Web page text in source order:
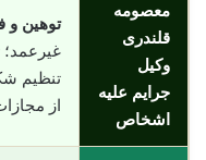
معصومه
قلندری
وکیل
جرایم علیه
اشخاص
توهین
غیرعمد؛
تنظیم
از